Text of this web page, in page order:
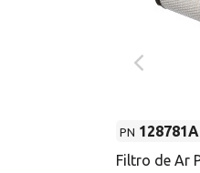
PN
Filtro de Ar